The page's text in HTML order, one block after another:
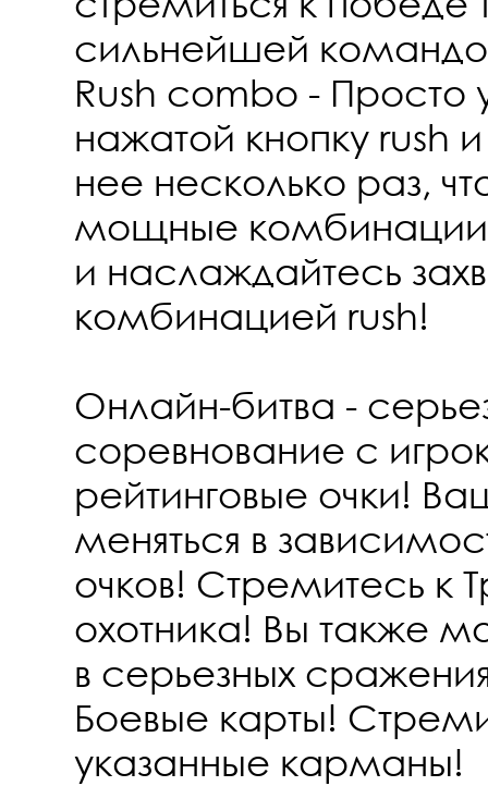
сильнейшей
Rush combo - Просто
нажатой кнопку rush
нее несколько раз,
мощные комбинации!
и наслаждайтесь
комбинацией rush!
Онлайн-битва -
соревнование с
рейтинговые очки!
меняться в
очков! Стремитесь к
охотника! Вы также
в серьезных
Боевые карты!
указанные карманы!